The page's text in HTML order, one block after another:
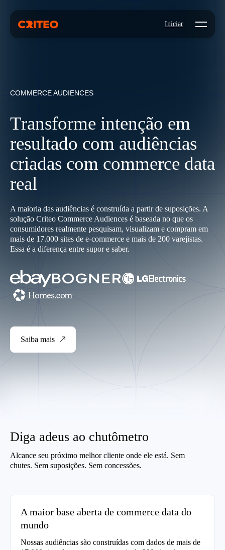
Iniciar Open
COMMERCE AUDIENCES
Transforme intenção em
resultado com audiências
criadas com commerce data
real
A maioria das audiências é construída a partir de suposições. A
solução Criteo Commerce Audiences é baseada no que os
consumidores realmente pesquisam, visualizam e compram em
mais de 17.000 sites de e-commerce e mais de 200 varejistas.
Essa é a diferença entre supor e saber.
Saiba mais
Diga adeus ao chutômetro
Alcance seu próximo melhor cliente onde ele está. Sem
chutes. Sem suposições. Sem concessões.
A maior base aberta de commerce data do
mundo
Nossas audiências são construídas com dados de mais de